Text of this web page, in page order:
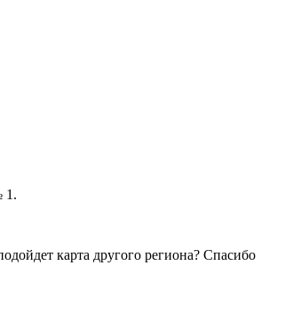
1.
карта другого региона? Спасибо